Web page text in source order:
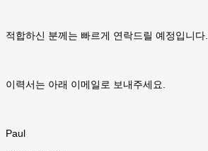
적합하신 분께는 빠르게 연락드릴 예정입니다.
이력서는 아래 이메일로 보내주세요.
Paul